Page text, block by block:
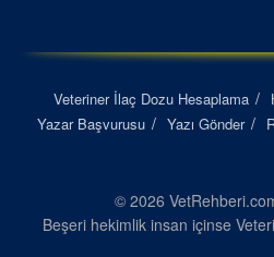
Veteriner İlaç Dozu Hesaplama
Yazar Başvurusu
Yazı Gönder
© 2026
Beşeri hekimlik insan içinse